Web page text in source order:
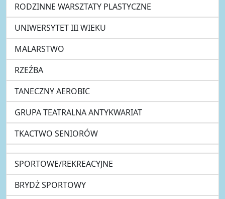
RODZINNE WARSZTATY PLASTYCZNE
UNIWERSYTET III WIEKU
MALARSTWO
RZEŹBA
TANECZNY AEROBIC
GRUPA TEATRALNA ANTYKWARIAT
TKACTWO SENIORÓW
SPORTOWE/REKREACYJNE
BRYDŻ SPORTOWY